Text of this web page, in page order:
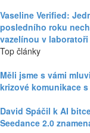
Vaseline Verified:
posledního roku
vazelínou v laboratoři
Top články
Měli jsme s vámi
krizové komunikace
David Spáčil k AI
Seedance 2.0